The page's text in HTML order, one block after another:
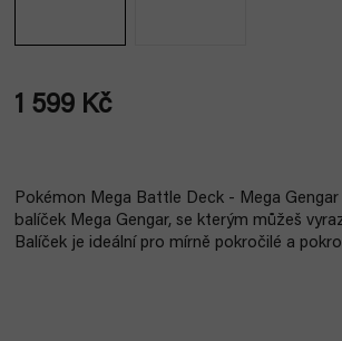
1 599 Kč
Pokémon Mega Battle Deck - Mega Gengar
balíček Mega Gengar, se kterým můžeš
Balíček je ideální pro mírně pokročilé a